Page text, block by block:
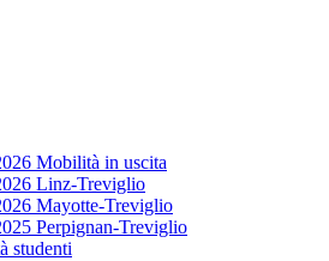
Mobilità in uscita
Linz-Treviglio
Mayotte-Treviglio
Perpignan-Treviglio
studenti